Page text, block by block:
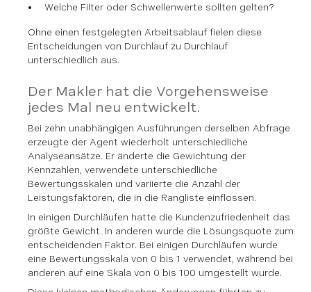
Welche Filter oder Schwellenwerte sollten gelten?
Ohne einen festgelegten Arbeitsablauf fielen diese
Entscheidungen von Durchlauf zu Durchlauf
unterschiedlich aus.
Der Makler hat die Vorgehensweise
jedes Mal neu entwickelt.
Bei zehn unabhängigen Ausführungen derselben Abfrage
erzeugte der Agent wiederholt unterschiedliche
Analyseansätze. Er änderte die Gewichtung der
Kennzahlen, verwendete unterschiedliche
Bewertungsskalen und variierte die Anzahl der
Leistungsfaktoren, die in die Rangliste einflossen.
In einigen Durchläufen hatte die Kundenzufriedenheit das
größte Gewicht. In anderen wurde die Lösungsquote zum
entscheidenden Faktor. Bei einigen Durchläufen wurde
eine Bewertungsskala von 0 bis 1 verwendet, während bei
anderen auf eine Skala von 0 bis 100 umgestellt wurde.